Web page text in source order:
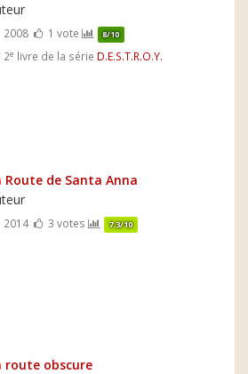
2008 1 vote 8/10
2e livre de la série D.E.S.T.R.O.Y.
Route de Santa Anna
2014 3 votes 7.3/10
route obscure